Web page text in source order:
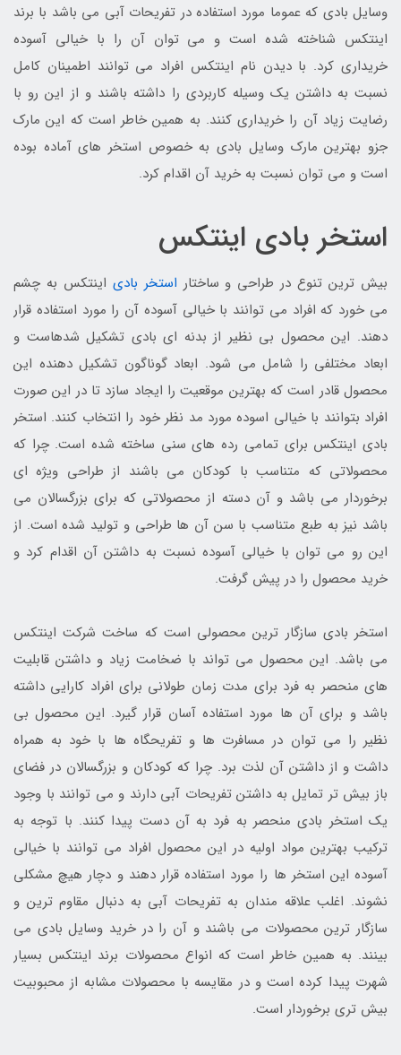
وسایل بادی که عموما مورد استفاده در تفریحات آبی می باشد با برند
اینتکس شناخته شده است و می توان آن را با خیالی آسوده
خریداری کرد. با دیدن نام اینتکس افراد می توانند اطمینان کامل
نسبت به داشتن یک وسیله کاربردی را داشته باشند و از این رو با
رضایت زیاد آن را خریداری کنند. به همین خاطر است که این مارک
جزو بهترین مارک وسایل بادی به خصوص استخر های آماده بوده
است و می توان نسبت به خرید آن اقدام کرد.
استخر بادی اینتکس
بیش ترین تنوع در طراحی و ساختار استخر بادی اینتکس به چشم
می خورد که افراد می توانند با خیالی آسوده آن را مورد استفاده قرار
دهند. این محصول بی نظیر از بدنه ای بادی تشکیل شدهاست و
ابعاد مختلفی را شامل می شود. ابعاد گوناگون تشکیل دهنده این
محصول قادر است که بهترین موقعیت را ایجاد سازد تا در این صورت
افراد بتوانند با خیالی اسوده مورد مد نظر خود را انتخاب کنند. استخر
بادی اینتکس برای تمامی رده های سنی ساخته شده است. چرا که
محصولاتی که متناسب با کودکان می باشند از طراحی ویژه ای
برخوردار می باشد و آن دسته از محصولاتی که برای بزرگسالان می
باشد نیز به طبع متناسب با سن آن ها طراحی و تولید شده است. از
این رو می توان با خیالی آسوده نسبت به داشتن آن اقدام کرد و
خرید محصول را در پیش گرفت.
استخر بادی سازگار ترین محصولی است که ساخت شرکت اینتکس
می باشد. این محصول می تواند با ضخامت زیاد و داشتن قابلیت
های منحصر به فرد برای مدت زمان طولانی برای افراد کارایی داشته
باشد و برای آن ها مورد استفاده آسان قرار گیرد. این محصول بی
نظیر را می توان در مسافرت ها و تفریحگاه ها با خود به همراه
داشت و از داشتن آن لذت برد. چرا که کودکان و بزرگسالان در فضای
باز بیش تر تمایل به داشتن تفریحات آبی دارند و می توانند با وجود
یک استخر بادی منحصر به فرد به آن دست پیدا کنند. با توجه به
ترکیب بهترین مواد اولیه در این محصول افراد می توانند با خیالی
آسوده این استخر ها را مورد استفاده قرار دهند و دچار هیچ مشکلی
نشوند. اغلب علاقه مندان به تفریحات آبی به دنبال مقاوم ترین و
سازگار ترین محصولات می باشند و آن را در خرید وسایل بادی می
بینند. به همین خاطر است که انواع محصولات برند اینتکس بسیار
شهرت پیدا کرده است و در مقایسه با محصولات مشابه از محبوبیت
بیش تری برخوردار است.